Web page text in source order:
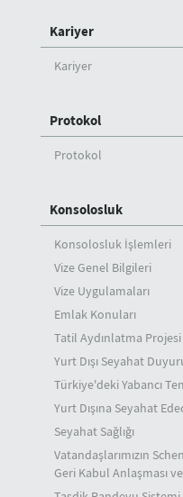
Kariyer
Kariyer
Protokol
Protokol
Konsolosluk
Konsolosluk İşlemleri
Vize Genel Bilgileri
Vize Uygulamaları
Emlak Konuları
Tatil Aydınlatma Projesi
Yurt Dışı Seyahat
Türkiye'deki Yabancı
Yurt Dışına Seyahat
Seyahat Sağlığı
Vatandaşlarımızın
Geri Kabul Anlaşması